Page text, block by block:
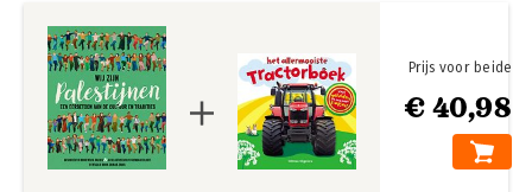
€ 40,98
Prijs voor beide